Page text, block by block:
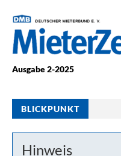
Ausgabe 2-2025
BLICKPUNKT
Hinweis